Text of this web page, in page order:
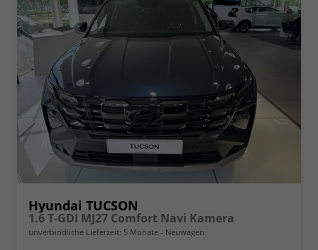
Hyundai TUCSON
1.6 T-GDI MJ27 Comfort Navi Kamera
unverbindliche Lieferzeit: 5 Monate Neuwagen